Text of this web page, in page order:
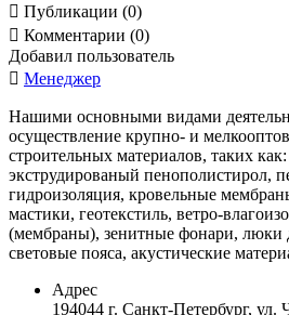
 Публикации (0)
 Комментарии (0)
Добавил пользователь
 Менеджер
Нашими основными видами
осуществление крупно- и
строительных материалов, таких
экструдированый пенополистирол,
гидроизоляция, кровельные
мастики, геотекстиль, ветро-
(мембраны), зенитные фонари, люки
световые пояса, акустические
Адрес
194044 г. Санкт-Петербург,